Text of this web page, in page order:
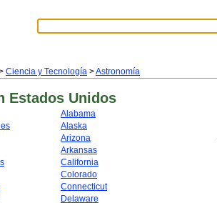
Ciencia y Tecnología >Astronomía
Estados Unidos
Alabama
Alaska
Arizona
Arkansas
California
Colorado
Connecticut
Delaware